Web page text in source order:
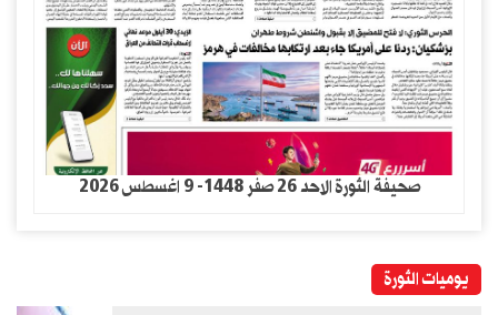
صحيفة الثورة الاحد 26 صفر 1448- 9 اغسطس 2026
يوميات الثورة